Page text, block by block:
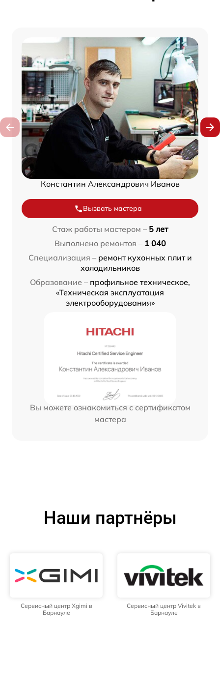
Константин Александрович Иванов
Вызвать мастера
Стаж работы мастером – 5 лет
Выполнено ремонтов – 1 040
Специализация – ремонт кухонных плит и
холодильников
Образование – профильное техническое,
«Техническая эксплуатация
электрооборудования»
Вы можете ознакомиться с сертификатом
мастера
Наши партнёры
Сервисный центр Xgimi в
Барнауле
Сервисный центр Vivitek в
Барнауле